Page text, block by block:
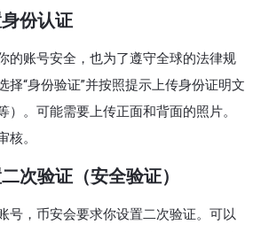
份认证
的账号安全，也为了遵守全球的法律规
择“身份验证”并按照提示上传身份证明文
）。可能需要上传正面和背面的照片。
核。
次验证（安全验证）
号，币安会要求你设置二次验证。可以